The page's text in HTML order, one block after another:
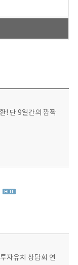
! 단 9일간의 깜짝
자유치 상담회 연